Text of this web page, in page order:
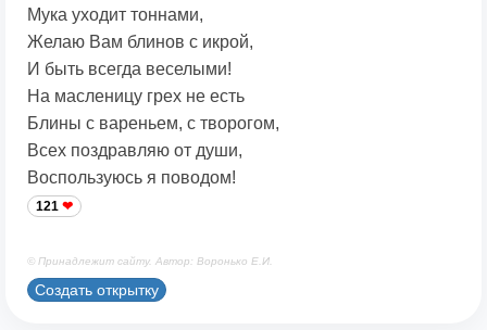
Мука уходит тоннами,
Желаю Вам блинов с икрой,
И быть всегда веселыми!
На масленицу грех не есть
Блины с вареньем, с творогом,
Всех поздравляю от души,
Воспользуюсь я поводом!
121
© Принадлежит сайту. Автор: Воронько Е.И.
Создать открытку